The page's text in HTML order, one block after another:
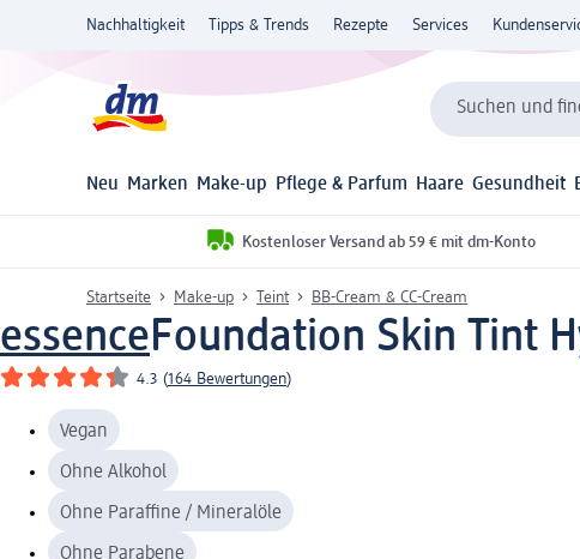
Nachhaltigkeit Tipps & Trends Rezepte Services
Suchen und
Neu Marken Make-up Pflege & Parfum Haare Gesundheit
Kostenloser Versand ab 59 € mit dm-Konto
Startseite Make-up Teint BB-Cream & CC-Cream
essenceFoundation Skin Tint
4.3 (164 Bewertungen)
Vegan
Ohne Alkohol
Ohne Paraffine / Mineralöle
Ohne Parabene